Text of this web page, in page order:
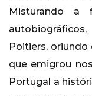
Misturando a
Poitiers, oriundo
que emigrou
Portugal a